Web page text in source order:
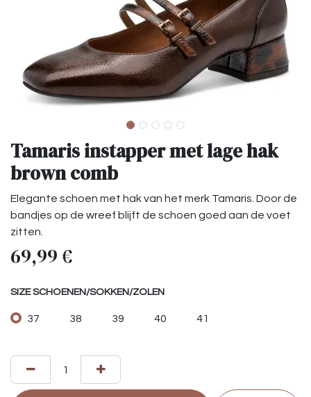
Tamaris instapper met lage hak
brown comb
Elegante schoen met hak van het merk Tamaris. Door de
bandjes op de wreef blijft de schoen goed aan de voet
zitten.
69,99€
SIZE SCHOENEN/SOKKEN/ZOLEN
37 38 39 40 41